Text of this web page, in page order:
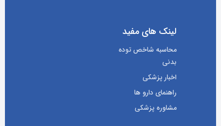
لینک های مفید
محاسبه شاخص توده
بدنی
اخبار پزشکی
راهنمای دارو ها
مشاوره پزشکی